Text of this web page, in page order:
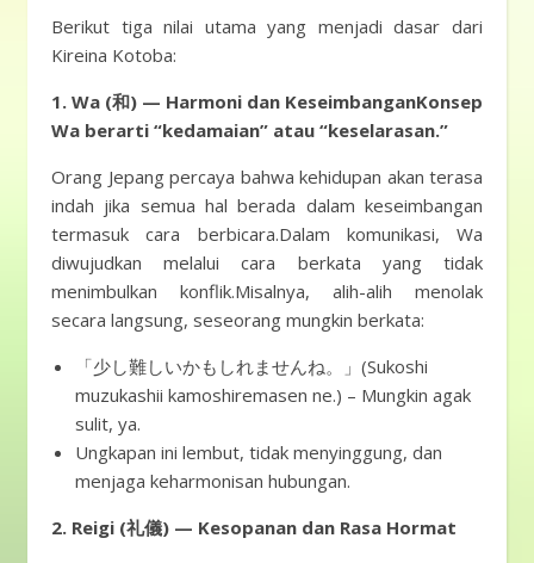
Berikut tiga nilai utama yang menjadi dasar dari
Kireina Kotoba:
1. Wa (和) — Harmoni dan KeseimbanganKonsep
Wa berarti “kedamaian” atau “keselarasan.”
Orang Jepang percaya bahwa kehidupan akan terasa
indah jika semua hal berada dalam keseimbangan
termasuk cara berbicara.Dalam komunikasi, Wa
diwujudkan melalui cara berkata yang tidak
menimbulkan konflik.Misalnya, alih-alih menolak
secara langsung, seseorang mungkin berkata:
「少し難しいかもしれませんね。」(Sukoshi
muzukashii kamoshiremasen ne.) – Mungkin agak
sulit, ya.
Ungkapan ini lembut, tidak menyinggung, dan
menjaga keharmonisan hubungan.
2. Reigi (礼儀) — Kesopanan dan Rasa Hormat